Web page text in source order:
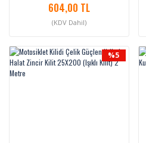
604,00 TL
(KDV Dahil)
%5